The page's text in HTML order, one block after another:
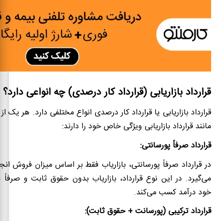
قرارداد بازاریابی (قرارداد کار درصدی) چه انواعی دارد؟
قرارداد بازاریابی یا قرارداد کار درصدی انواع مختلفی دارد. هر یک
مانند قرارداد بازاریابی ویژگی خاص خود را دارند:
قرارداد صرفاً پورسانتی:
در قرارداد صرفاً پورسانتی، بازاریاب فقط بر اساس میزان فروش
می‌گیرد. در این نوع قرارداد، بازاریاب بدون حقوق ثابت و
خود درآمد کسب می‌کند.
قرارداد ترکیبی (پورسانت + حقوق ثابت):